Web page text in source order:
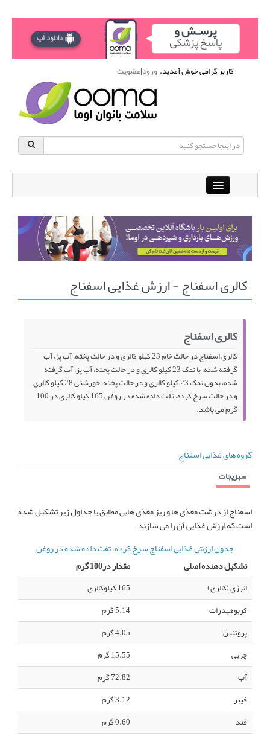
کاربر گرامی خوش آمدید.ورود|عضویت
باشگاه آنلاین ورزشی اوما
دانشنامه سلامت بانوان پرسش و پاسخ
انجمن متخصصین زنان و اوما انتخاب نام کودک
تماس با ما
کالری اسفناج - ارزش غذایی اسفناج
کالری اسفناج
کالری اسفناج در حالت خام 23 کیلو کالری و در حالت پخته، آب پز، آب
گرفته شده، با نمک 23 کیلو کالری و در حالت پخته، آب پز، آب گرفته
شده، بدون نمک 23 کیلو کالری و در حالت پخته، خورشتی 28 کیلو کالری
و در حالت سرخ کرده، تفت داده شده در روغن 165 کیلو کالری در 100
گرم می باشد.
گروه های غذایی اسفناج
سبزیجات
اسفناج از درشت مغذی ها و ریز مغذی هایی مطابق با جداول زیر تشکیل شده
است که ارزش غذایی آن را می سازند
جدول ارزش غذایی اسفناج سرخ کرده، تفت داده شده در روغن
تشکیل دهنده اصلی
مقدار در100 گرم
انرژی (کالری)
165 کیلوکالری
کربوهیدرات
5.14 گرم
پروتئین
4.05 گرم
چربی
15.55 گرم
آب
72.82 گرم
فیبر
3.12 گرم
قند
0.60 گرم